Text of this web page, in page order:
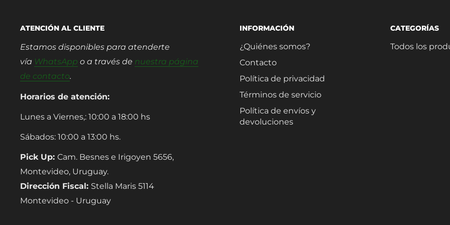
ATENCIÓN AL CLIENTE
Estamos disponibles para atenderte
vía WhatsApp o a través de nuestra página
de contacto.
Horarios de atención:
Lunes a Viernes,: 10:00 a 18:00 hs
Sábados: 10:00 a 13:00 hs.
Pick Up: Cam. Besnes e Irigoyen 5656,
Montevideo, Uruguay.
Dirección Fiscal: Stella Maris 5114
Montevideo - Uruguay
INFORMACIÓN
¿Quiénes somos?
Contacto
Política de privacidad
Términos de servicio
Política de envíos y
devoluciones
CATEGORÍAS
Todos los